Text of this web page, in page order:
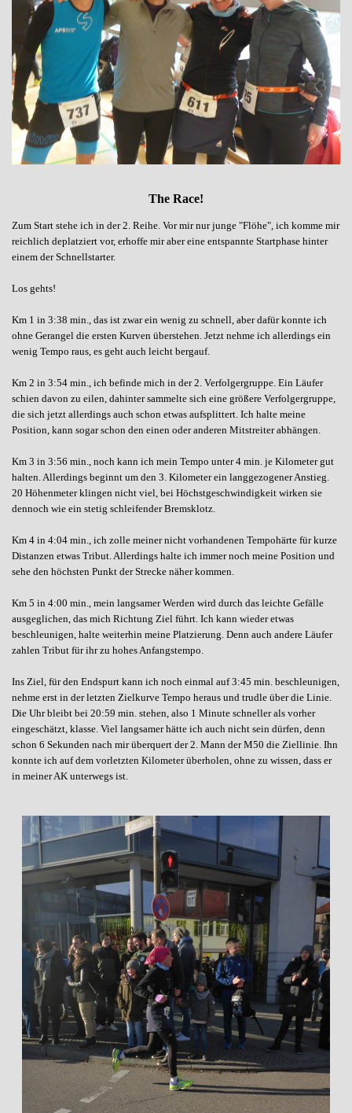
The Race!
Zum Start stehe ich in der 2. Reihe. Vor mir nur junge "Flöhe", ich komme mir
reichlich deplatziert vor, erhoffe mir aber eine entspannte Startphase hinter
einem der Schnellstarter.
Los gehts!
Km 1 in 3:38 min., das ist zwar ein wenig zu schnell, aber dafür konnte ich
ohne Gerangel die ersten Kurven überstehen. Jetzt nehme ich allerdings ein
wenig Tempo raus, es geht auch leicht bergauf.
Km 2 in 3:54 min., ich befinde mich in der 2. Verfolgergruppe. Ein Läufer
schien davon zu eilen, dahinter sammelte sich eine größere Verfolgergruppe,
die sich jetzt allerdings auch schon etwas aufsplittert. Ich halte meine
Position, kann sogar schon den einen oder anderen Mitstreiter abhängen.
Km 3 in 3:56 min., noch kann ich mein Tempo unter 4 min. je Kilometer gut
halten. Allerdings beginnt um den 3. Kilometer ein langgezogener Anstieg.
20 Höhenmeter klingen nicht viel, bei Höchstgeschwindigkeit wirken sie
dennoch wie ein stetig schleifender Bremsklotz.
Km 4 in 4:04 min., ich zolle meiner nicht vorhandenen Tempohärte für kurze
Distanzen etwas Tribut. Allerdings halte ich immer noch meine Position und
sehe den höchsten Punkt der Strecke näher kommen.
Km 5 in 4:00 min., mein langsamer Werden wird durch das leichte Gefälle
ausgeglichen, das mich Richtung Ziel führt. Ich kann wieder etwas
beschleunigen, halte weiterhin meine Platzierung. Denn auch andere Läufer
zahlen Tribut für ihr zu hohes Anfangstempo.
Ins Ziel, für den Endspurt kann ich noch einmal auf 3:45 min. beschleunigen,
nehme erst in der letzten Zielkurve Tempo heraus und trudle über die Linie.
Die Uhr bleibt bei 20:59 min. stehen, also 1 Minute schneller als vorher
eingeschätzt, klasse. Viel langsamer hätte ich auch nicht sein dürfen, denn
schon 6 Sekunden nach mir überquert der 2. Mann der M50 die Ziellinie. Ihn
konnte ich auf dem vorletzten Kilometer überholen, ohne zu wissen, dass er
in meiner AK unterwegs ist.